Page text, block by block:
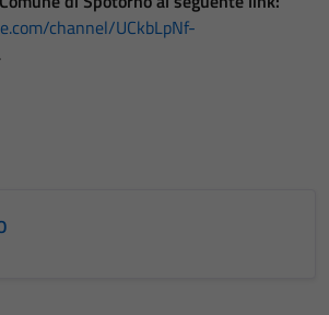
channel/UCkbLpNf-
.